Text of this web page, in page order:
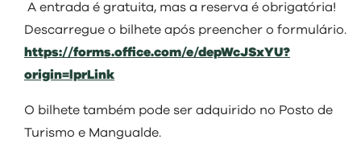
A entrada é gratuita, mas a reserva é obrigatória!
Descarregue o bilhete após preencher o formulário.
https://forms.office.com/e/depWcJSxYU?
origin=lprLink
O bilhete também pode ser adquirido no Posto de
Turismo e Mangualde.